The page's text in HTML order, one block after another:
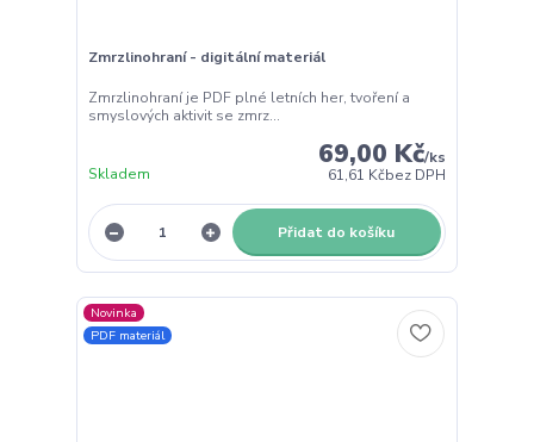
Zmrzlinohraní - digitální materiál
Zmrzlinohraní je PDF plné letních her, tvoření a
smyslových aktivit se zmrz...
69,00 Kč/ks
61,61 Kčbez DPH
Skladem
Přidat do košíku
Novinka
PDF materiál